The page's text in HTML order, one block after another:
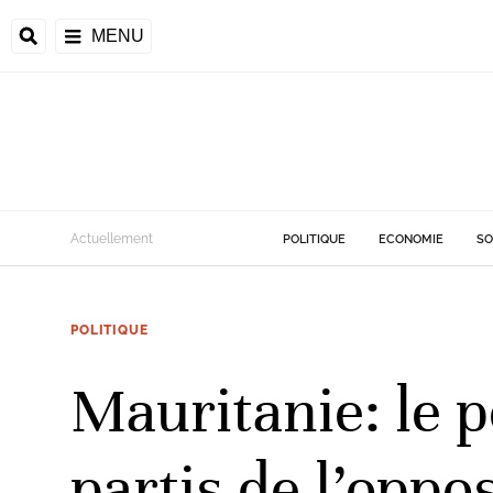
MENU
Actuellement POLITIQUE ECONOMIE
POLITIQUE
Mauritanie: le